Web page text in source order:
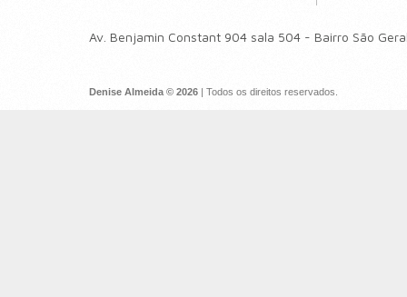
Av. Benjamin Constant 904 sala 504 - Bairro São
Denise Almeida © 2026| Todos os direitos reservados.